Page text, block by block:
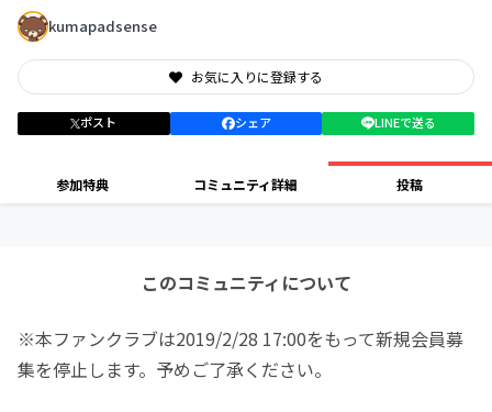
kumapadsense
お気に入りに登録する
ポスト シェア LINEで送る
参加特典 コミュニティ詳細 投稿
このコミュニティについて
※本ファンクラブは2019/2/28 17:00をもって新規会員募
集を停止します。予めご了承ください。